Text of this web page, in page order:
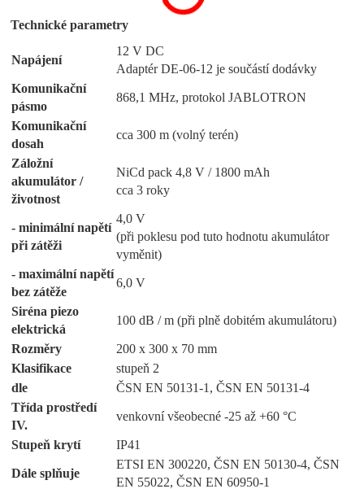
Technické parametry
Napájení
12 V DC
Adaptér DE-06-12 je součástí dodávky
Komunikační
pásmo
868,1 MHz, protokol JABLOTRON
Komunikační
dosah
cca 300 m (volný terén)
Záložní
akumulátor /
životnost
NiCd pack 4,8 V / 1800 mAh
cca 3 roky
- minimální napětí
při zátěži
4,0 V
(při poklesu pod tuto hodnotu akumulátor
vyměnit)
- maximální napětí
bez zátěže
6,0 V
Siréna piezo
elektrická
100 dB / m (při plně dobitém akumulátoru)
Rozměry
200 x 300 x 70 mm
Klasifikace
stupeň 2
dle
ČSN EN 50131-1, ČSN EN 50131-4
Třída prostředí
IV.
venkovní všeobecné -25 až +60 °C
Stupeň krytí IP41
Dále splňuje
ETSI EN 300220, ČSN EN 50130-4, ČSN
EN 55022, ČSN EN 60950-1